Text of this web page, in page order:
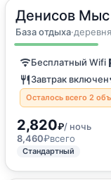
Денисов Мыс
База отдыха·
16м2·3 гостя
Двухместный номер
Бесплатный Wifi
Завтрак включен
Осталось всего 2
2,820₽/ ночь
8,460₽всего
Стандартный